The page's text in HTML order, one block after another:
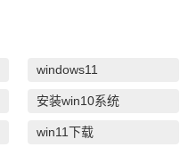
windows11
安装win10系统
win11下载